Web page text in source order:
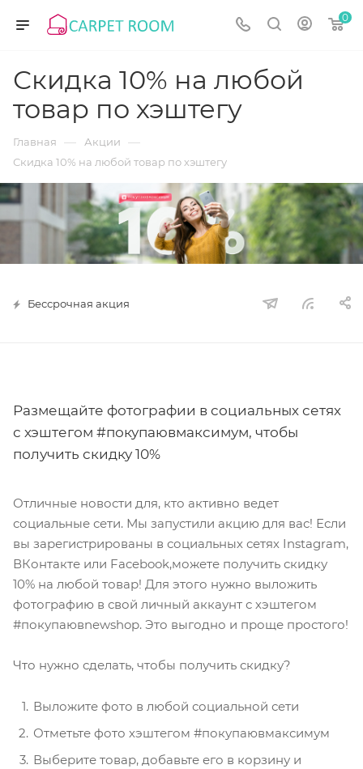
0
Скидка 10% на любой
товар по хэштегу
Главная — Акции —
Скидка 10% на любой товар по хэштегу
Бессрочная акция
Размещайте фотографии в социальных сетях
с хэштегом #покупаювмаксимум, чтобы
получить скидку 10%
Отличные новости для, кто активно ведет
социальные сети. Мы запустили акцию для вас! Если
вы зарегистрированы в социальных сетях Instagram,
ВКонтакте или Facebook,можете получить скидку
10% на любой товар! Для этого нужно выложить
фотографию в свой личный аккаунт с хэштегом
#покупаювnewshop. Это выгодно и проще простого!
Что нужно сделать, чтобы получить скидку?
Выложите фото в любой социальной сети
Отметьте фото хэштегом #покупаювмаксимум
Выберите товар, добавьте его в корзину и